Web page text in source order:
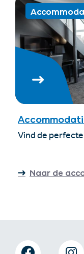
Vind de
Naar de